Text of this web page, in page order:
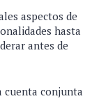
aspectos de
hasta
antes de
cuenta conjunta